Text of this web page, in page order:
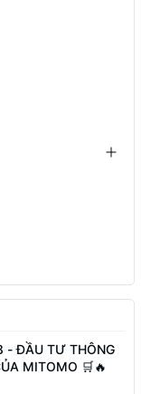
- ĐẦU TƯ THÔNG
MITOMO 🛒🔥